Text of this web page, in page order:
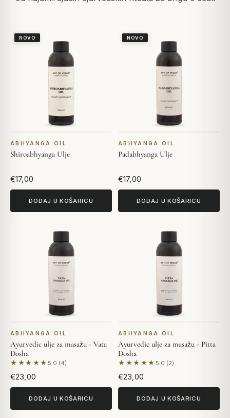
NOVO
ABHYANGA OIL
Shiroabhyanga Ulje
€17,00
DODAJ U KOŠARICU
NOVO
ABHYANGA OIL
Padabhyanga Ulje
€17,00
DODAJ U KOŠARICU
ABHYANGA OIL
Ayurvedic ulje za masažu - Vata
Dosha
★★★★★ 5.0 (4)
Na temelju 4 recenzija
€23,00
DODAJ U KOŠARICU
ABHYANGA OIL
Ayurvedic ulje za masažu - Pitta
Dosha
★★★★★ 5.0 (2)
Na temelju 2 recenzija
€23,00
DODAJ U KOŠARICU